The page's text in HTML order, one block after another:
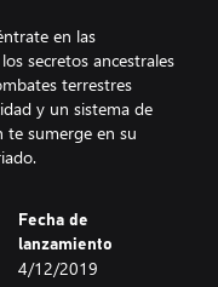
en las
secretos ancestrales
terrestres
y un sistema de
te sumerge en su
Fecha de
lanzamiento
4/12/2019